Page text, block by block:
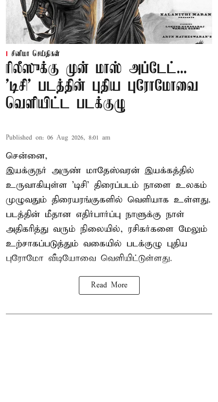
சினிமா செய்திகள்
ரிலீஸுக்கு முன் மாஸ் அப்டேட்...
'டிசி' படத்தின் புதிய புரோமோவை
வெளியிட்ட படக்குழு
Published on: 06 Aug 2026, 8:01 am
சென்னை,
இயக்குநர் அருண் மாதேஸ்வரன் இயக்கத்தில்
உருவாகியுள்ள 'டிசி' திரைப்படம் நாளை உலகம்
முழுவதும் திரையரங்குகளில் வெளியாக உள்ளது.
படத்தின் மீதான எதிர்பார்ப்பு நாளுக்கு நாள்
அதிகரித்து வரும் நிலையில், ரசிகர்களை மேலும்
உற்சாகப்படுத்தும் வகையில் படக்குழு புதிய
புரோமோ வீடியோவை வெளியிட்டுள்ளது.
Read More